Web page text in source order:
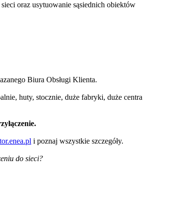
oraz usytuowanie sąsiednich obiektów
Biura Obsługi Klienta.
huty, stocznie, duże fabryki, duże centra
i poznaj wszystkie szczegóły.
do sieci?